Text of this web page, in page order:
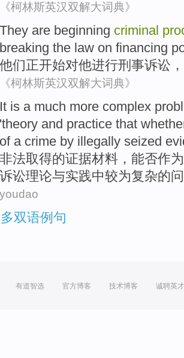
《柯林斯英汉双解大词典》
They are beginning criminal
breaking the law on financing
他们正开始对他进行刑事诉讼 ，
《柯林斯英汉双解大词典》
It is a much more complex
'theory and practice that
of a crime by illegally seized
非法取得的证据材料， 能否作为
诉讼理论与实践中较为复杂的
youdao
双语例句
有道智选 官方博客 技术博客 诚聘英才